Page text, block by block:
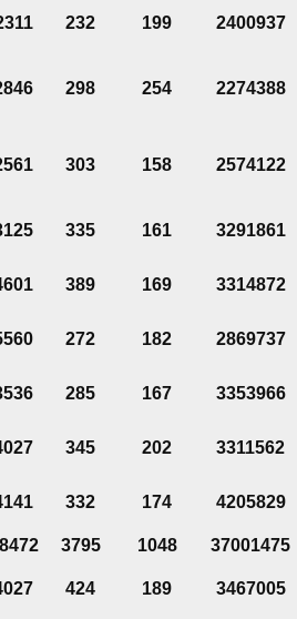
232 199 2400937
298 254 2274388
303 158 2574122
335 161 3291861
389 169 3314872
272 182 2869737
285 167 3353966
345 202 3311562
332 174 4205829
3795 1048
37001475
424 189 3467005